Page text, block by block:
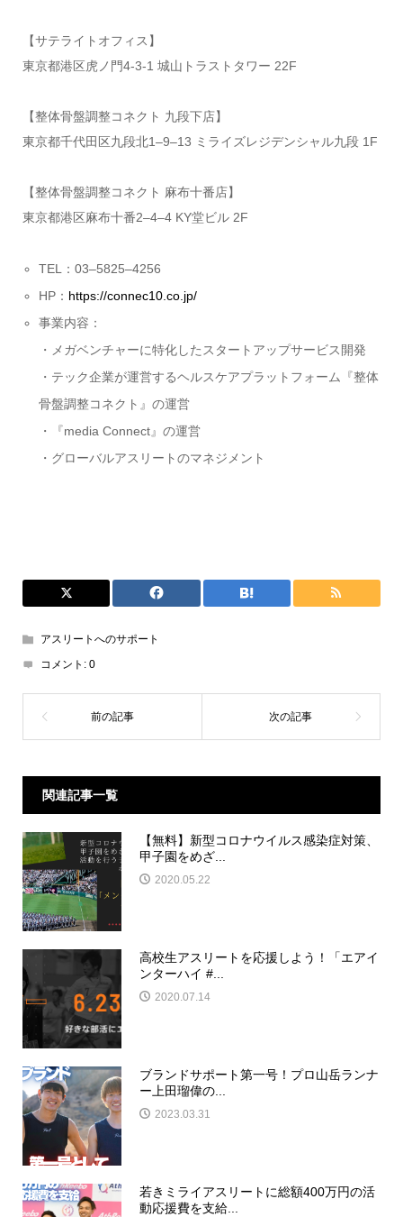
【サテライトオフィス】
東京都港区虎ノ門4-3-1 城山トラストタワー 22F
【整体骨盤調整コネクト 九段下店】
東京都千代田区九段北1–9–13 ミライズレジデンシャル九段 1F
【整体骨盤調整コネクト 麻布十番店】
東京都港区麻布十番2–4–4 KY堂ビル 2F
TEL：03–5825–4256
HP： https://connec10.co.jp/
事業内容：
・メガベンチャーに特化したスタートアップサービス開発
・テック企業が運営するヘルスケアプラットフォーム『整体
骨盤調整コネクト』の運営
・『media Connect』の運営
・グローバルアスリートのマネジメント
アスリートへのサポート
コメント: 0
関連記事一覧
【無料】新型コロナウイルス感染症対策、
甲子園をめざ...
2020.05.22
高校生アスリートを応援しよう！「エアイ
ンターハイ #...
2020.07.14
ブランドサポート第一号！プロ山岳ランナ
ー上田瑠偉の...
2023.03.31
若きミライアスリートに総額400万円の活
動応援費を支給...